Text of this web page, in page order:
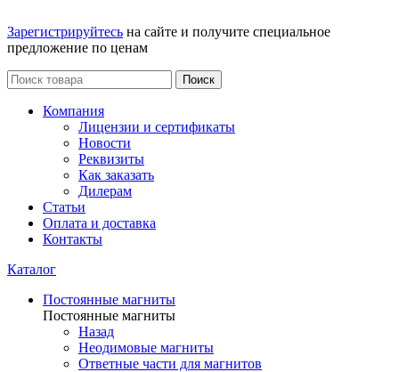
Зарегистрируйтесь на сайте и получите специальное
предложение по ценам
Поиск
Компания
Лицензии и сертификаты
Новости
Реквизиты
Как заказать
Дилерам
Статьи
Оплата и доставка
Контакты
Каталог
Постоянные магниты
Постоянные магниты
Назад
Неодимовые магниты
Ответные части для магнитов